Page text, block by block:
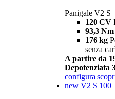
Panigale V2 S
120 CV
93,3 Nm
176 kg
senza
A partire da
Depotenziata
configura
new V2 S 100